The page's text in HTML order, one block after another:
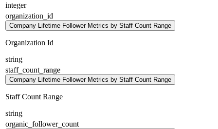
integer
organization_id
Company Lifetime Follower Metrics by Staff Count Range
Organization Id
string
staff_count_range
Company Lifetime Follower Metrics by Staff Count Range
Staff Count Range
string
organic_follower_count